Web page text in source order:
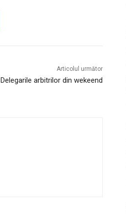
Articolul următor
Delegarile arbitrilor din wekeend